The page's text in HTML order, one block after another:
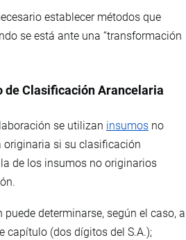
establecer métodos que
se está ante una “transformación
de Clasificación Arancelaria
se utilizan insumos no
originaria si su clasificación
de los insumos no originarios
determinarse, según el caso, a
capítulo (dos dígitos del S.A.);